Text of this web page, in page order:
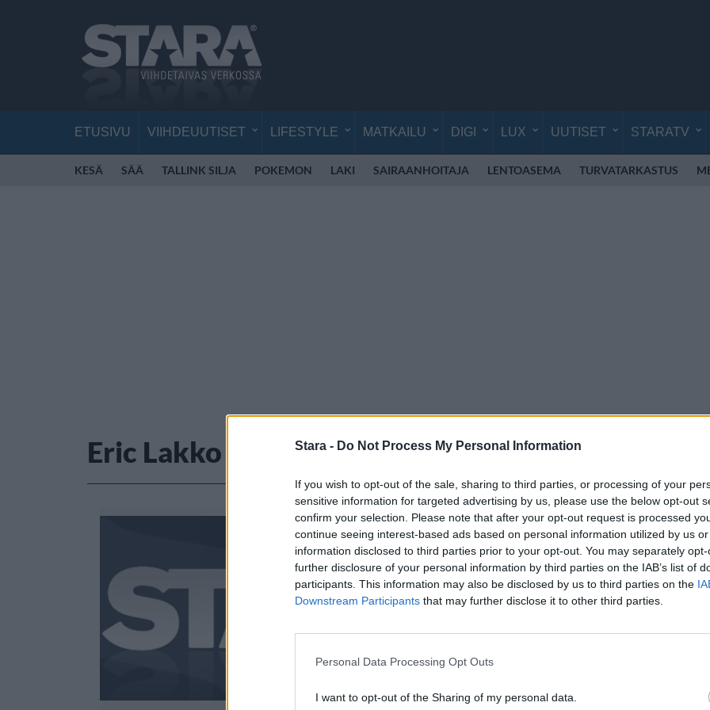
Stara - Do Not Process My Personal Information
If you wish to opt-out of the sale, sharing to third parties, or processing of your
sensitive information for targeted advertising by us, please use the below opt-out
confirm your selection. Please note that after your opt-out request is processed
continue seeing interest-based ads based on personal information utilized by us
information disclosed to third parties prior to your opt-out. You may separately
further disclosure of your personal information by third parties on the IAB’s list of
participants. This information may also be disclosed by us to third parties on the
Downstream Participants that may further disclose it to other third parties.
Personal Data Processing Opt Outs
I want to opt-out of the Sharing of my personal data.
ETUSIVU VIIHDEUUTISET LIFESTYLE MATKAILU DIGI LUX UUTISET STARATV
KESÄ SÄÄ TALLINK SILJA POKEMON LAKI SAIRAANHOITAJA LENTOASEMA TURVATARKASTUS
Eric Lakko Savolainen